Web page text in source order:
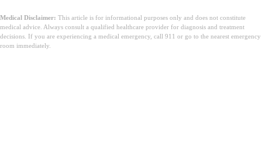
Medical Disclaimer: This article is for informational purposes only and does not constitute
medical advice. Always consult a qualified healthcare provider for diagnosis and treatment
decisions. If you are experiencing a medical emergency, call 911 or go to the nearest emergency
room immediately.